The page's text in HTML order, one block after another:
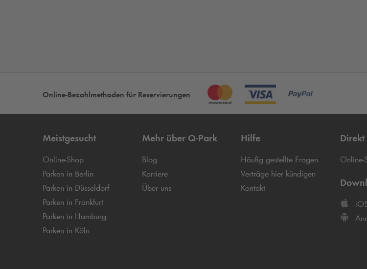
Online-Bezahlmethoden für Reservierungen
Meistgesucht
Online-Shop
Parken in Berlin
Parken in Düsseldorf
Parken in Frankfurt
Parken in Hamburg
Parken in Köln
Mehr über Q-Park
Blog
Karriere
Über uns
Hilfe
Häufig gestellte Fragen
Verträge hier kündigen
Kontakt
Online-